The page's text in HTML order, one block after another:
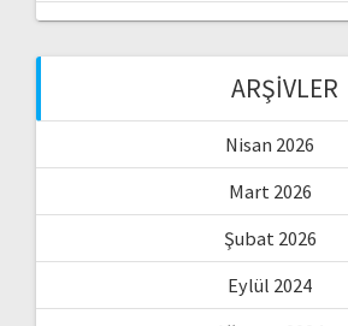
ARŞIVLER
Nisan 2026
Mart 2026
Şubat 2026
Eylül 2024